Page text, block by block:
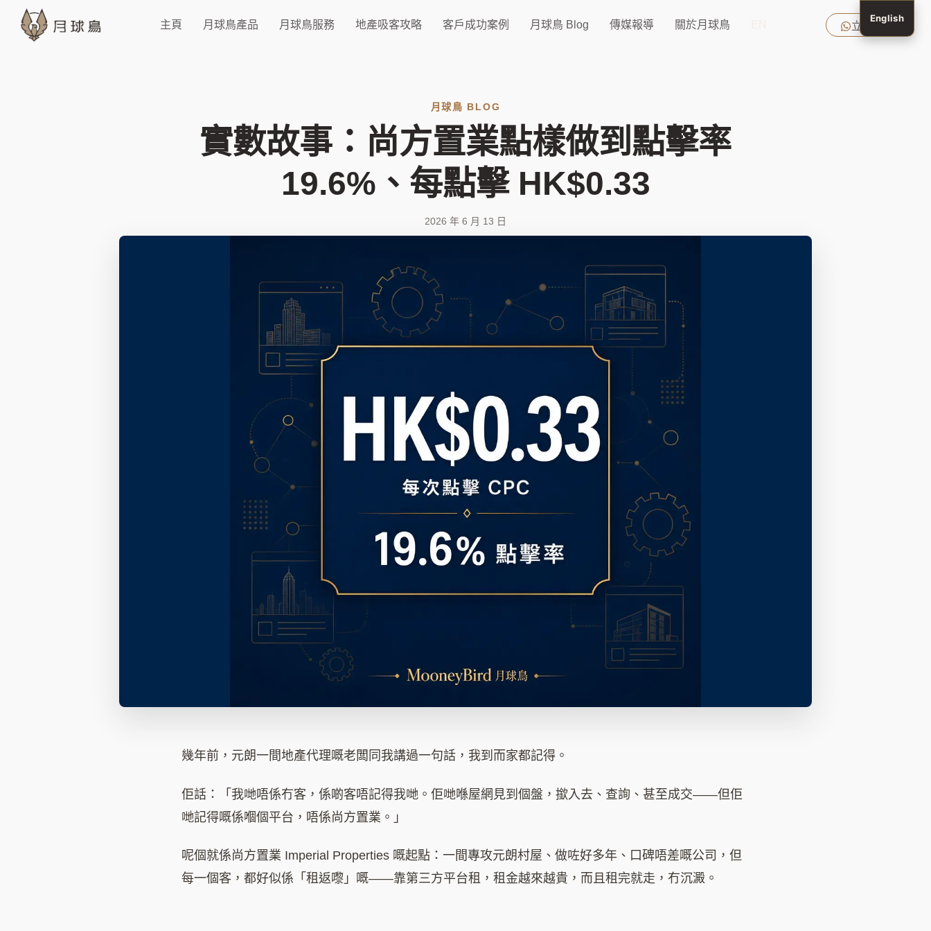
主頁 月球鳥產品 月球鳥服務 地產吸客攻略 客戶成功案例 月球鳥 Blog 傳媒報導 關於月球鳥 立即查詢
月球鳥 BLOG
實數故事：尚方置業點樣做到點擊率
19.6%、每點擊 HK$0.33
2026 年 6 月 13 日
幾年前，元朗一間地產代理嘅老闆同我講過一句話，我到而家都記得。
佢話：「我哋唔係冇客，係啲客唔記得我哋。佢哋喺屋網見到個盤，撳入去、查詢、甚至成交——但佢
哋記得嘅係嗰個平台，唔係尚方置業。」
呢個就係尚方置業 Imperial Properties 嘅起點：一間專攻元朗村屋、做咗好多年、口碑唔差嘅公司，但
每一個客，都好似係「租返嚟」嘅——靠第三方平台租，租金越來越貴，而且租完就走，冇沉澱。
English